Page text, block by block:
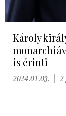
Károly
is érinti
2024.01.03. 2